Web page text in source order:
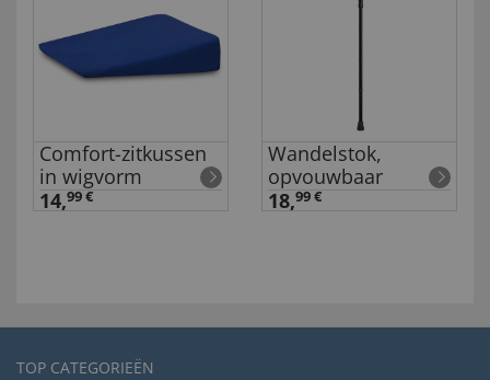
Comfort-zitkussen
in wigvorm
14,99 €
Wandelstok,
opvouwbaar
18,99 €
TOP CATEGORIEËN